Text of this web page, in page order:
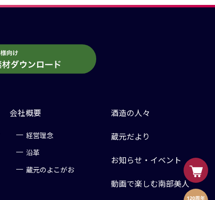
会社概要
経営理念
沿革
蔵元のよこがお
酒造の人々
蔵元だより
お知らせ・イベント
動画で楽しむ南部美人